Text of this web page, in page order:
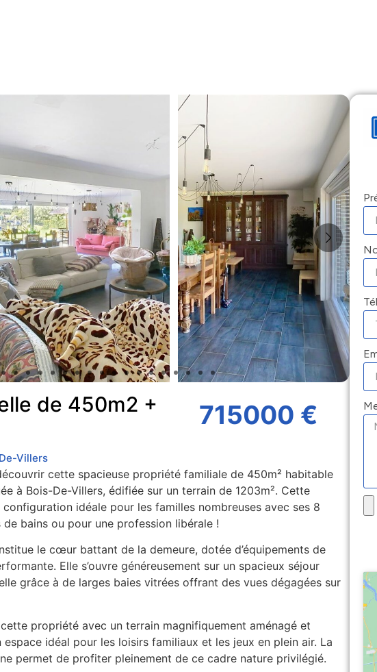
de 450m2 +
Villers
715000 €
cette spacieuse propriété familiale de 450m² habitable
à Bois-De-Villers, édifiée sur un terrain de 1203m². Cette
idéale pour les familles nombreuses avec ses 8
bains ou pour une profession libérale !
le cœur battant de la demeure, dotée d’équipements de
Elle s’ouvre généreusement sur un spacieux séjour
grâce à de larges baies vitrées offrant des vues dégagées sur
propriété avec un terrain magnifiquement aménagé et
idéal pour les loisirs familiaux et les jeux en plein air. La
permet de profiter pleinement de ce cadre nature privilégié.